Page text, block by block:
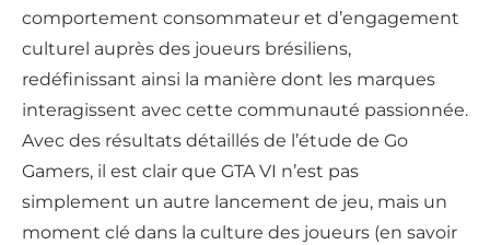
comportement consommateur et d’engagement
culturel auprès des joueurs brésiliens,
redéfinissant ainsi la manière dont les marques
interagissent avec cette communauté passionnée.
Avec des résultats détaillés de l’étude de Go
Gamers, il est clair que GTA VI n’est pas
simplement un autre lancement de jeu, mais un
moment clé dans la culture des joueurs (en savoir